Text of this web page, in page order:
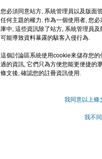
您必須同意站方, 系統管理員以及版面
任何主題的權力. 作為一個使用者, 您
庫中, 這些資訊除了站方, 系統管理員
可能導致資料暴露的駭客入侵行為.
這個討論區系統使用cookie來儲存您
過的資訊, 它們只為方便您能更便捷的
條文後, 確認您的註冊資訊使用.
我同意以上條
我不